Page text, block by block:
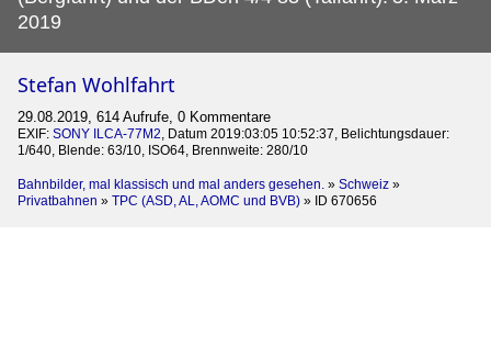
2019
Stefan Wohlfahrt
29.08.2019, 614 Aufrufe, 0 Kommentare
EXIF: SONY ILCA-77M2, Datum 2019:03:05 10:52:37, Belichtungsdauer:
1/640, Blende: 63/10, ISO64, Brennweite: 280/10
Bahnbilder, mal klassisch und mal anders gesehen. » Schweiz »
Privatbahnen » TPC (ASD, AL, AOMC und BVB) » ID 670656